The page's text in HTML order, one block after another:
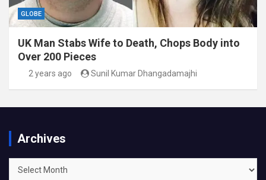
GLOBE
UK Man Stabs Wife to Death, Chops Body into
Over 200 Pieces
2 years ago Sunil Kumar Dhangadamajhi
Archives
Archives